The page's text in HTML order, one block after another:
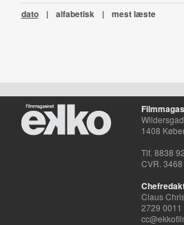
dato | alfabetisk | mest læste
1408
Tlf. 8838
CVR.
Claus
2729 0011